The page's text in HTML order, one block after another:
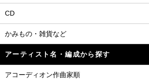
CD
かみもの・雑貨など
アーティスト名・編成から探す
アコーディオン作曲家順